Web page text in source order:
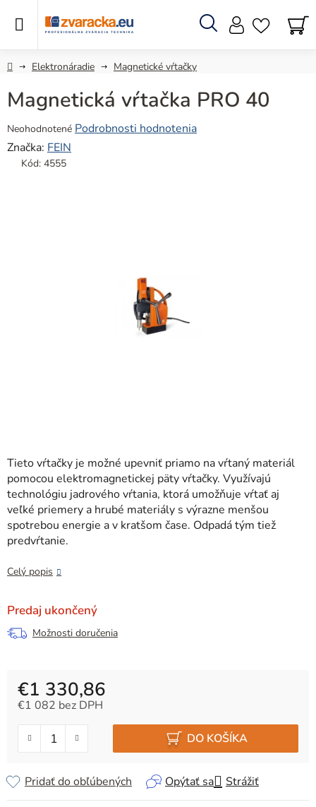
Hľadať
DomovElektronáradie Magnetické vŕtačky
Tieto vŕtačky je možné upevniť priamo na vŕtaný materiál
pomocou elektromagnetickej päty vŕtačky. Využívajú
technológiu jadrového vŕtania, ktorá umožňuje vŕtať aj
veľké priemery a hrubé materiály s výrazne menšou
spotrebou energie a v kratšom čase. Odpadá tým tiež
predvŕtanie.
Celý popis
Predaj ukončený
Možnosti doručenia
€1 330,86
€1 082 bez DPH
DO KOŠÍKA
Opýtať sa Strážiť
Pridať do obľúbených
Magnetická vŕtačka PRO 40
Priemerné
hodnotenie
produktu
Neohodnotené Podrobnosti hodnotenia
Značka: FEIN
Kód: 4555